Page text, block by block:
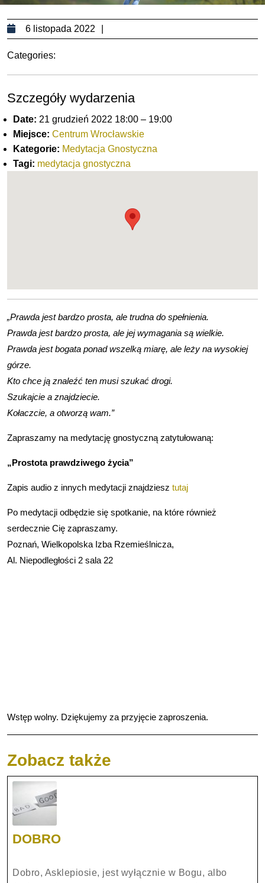
6 listopada 2022
listopada
Categories:
Szczegóły wydarzenia
Date: 21 grudzień 2022 18:00 – 19:00
Miejsce: Centrum Wrocławskie
Kategorie: Medytacja Gnostyczna
Tagi: medytacja gnostyczna
„Prawda jest bardzo prosta, ale trudna do spełnienia.
Prawda jest bardzo prosta, ale jej wymagania są wielkie.
Prawda jest bogata ponad wszelką miarę, ale leży na wysokiej
górze.
Kto chce ją znaleźć ten musi szukać drogi.
Szukajcie a znajdziecie.
Kołaczcie, a otworzą wam.”
Zapraszamy na medytację gnostyczną zatytułowaną:
„Prostota prawdziwego życia”
Zapis audio z innych medytacji znajdziesz tutaj
Po medytacji odbędzie się spotkanie, na które również
serdecznie Cię zapraszamy.
Poznań, Wielkopolska Izba Rzemieślnicza,
Al. Niepodległości 2 sala 22
Wstęp wolny. Dziękujemy za przyjęcie zaproszenia.
Zobacz także
DOBRODOBRO
Dobro, Asklepiosie, jest wyłącznie w Bogu, albo